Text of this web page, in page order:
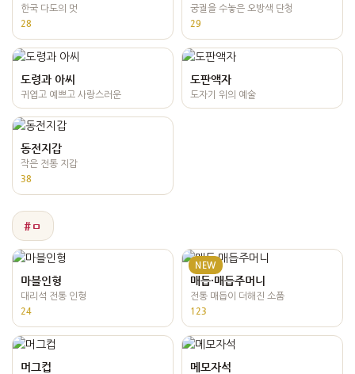
한국 다도의 멋
28
궁궐을 수놓은 오방색 단청
29
도령과 아씨
귀엽고 예쁘고 사랑스러운
도판액자
도자기 위의 예술
동전지갑
작은 전통 지갑
38
#ㅁ
마블인형
대리석 전통 인형
24
NEW
매듭·매듭주머니
전통 매듭이 더해진 소품
123
머그컵 메모자석